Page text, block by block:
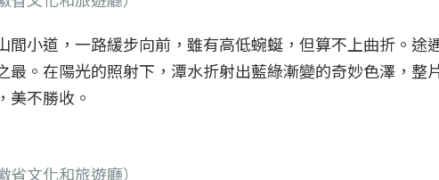
小道，一路緩步向前，雖有高低蜿蜒，但算不上曲折。途
最。在陽光的照射下，潭水折射出藍綠漸變的奇妙色澤，整
美不勝收。
文化和旅遊廳）